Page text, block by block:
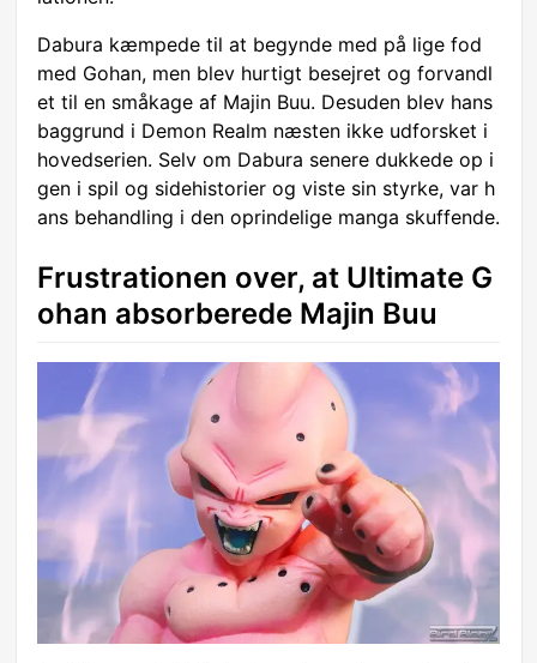
Dabura kæmpede til at begynde med på lige fod
med Gohan, men blev hurtigt besejret og forvandl
et til en småkage af Majin Buu. Desuden blev hans
baggrund i Demon Realm næsten ikke udforsket i
hovedserien. Selv om Dabura senere dukkede op i
gen i spil og sidehistorier og viste sin styrke, var h
ans behandling i den oprindelige manga skuffende.
Frustrationen over, at Ultimate G
ohan absorberede Majin Buu